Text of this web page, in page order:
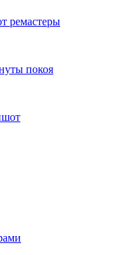
ремастеры
покоя